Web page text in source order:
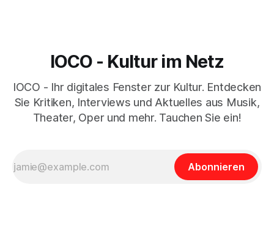
IOCO - Kultur im Netz
IOCO - Ihr digitales Fenster zur Kultur. Entdecken
Sie Kritiken, Interviews und Aktuelles aus Musik,
Theater, Oper und mehr. Tauchen Sie ein!
Abonnieren